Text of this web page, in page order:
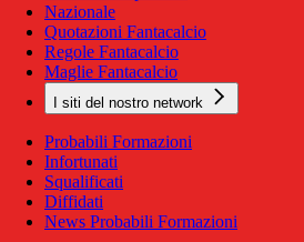
Nazionale
Quotazioni Fantacalcio
Regole Fantacalcio
Maglie Fantacalcio
I siti del nostro network
Probabili Formazioni
Infortunati
Squalificati
Diffidati
News Probabili Formazioni